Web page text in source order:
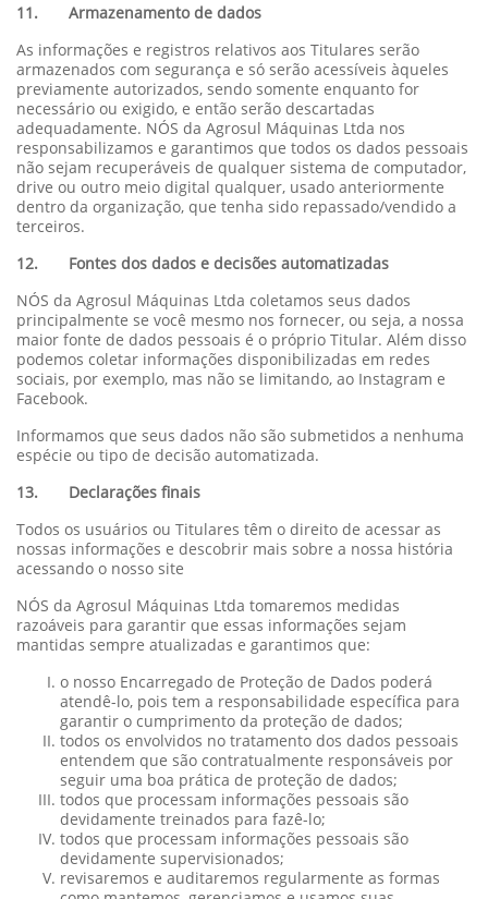
11. Armazenamento de dados
As informações e registros relativos aos Titulares serão
armazenados com segurança e só serão acessíveis àqueles
previamente autorizados, sendo somente enquanto for
necessário ou exigido, e então serão descartadas
adequadamente. NÓS da Agrosul Máquinas Ltda nos
responsabilizamos e garantimos que todos os dados pessoais
não sejam recuperáveis de qualquer sistema de computador,
drive ou outro meio digital qualquer, usado anteriormente
dentro da organização, que tenha sido repassado/vendido a
terceiros.
12. Fontes dos dados e decisões automatizadas
NÓS da Agrosul Máquinas Ltda coletamos seus dados
principalmente se você mesmo nos fornecer, ou seja, a nossa
maior fonte de dados pessoais é o próprio Titular. Além disso
podemos coletar informações disponibilizadas em redes
sociais, por exemplo, mas não se limitando, ao Instagram e
Facebook.
Informamos que seus dados não são submetidos a nenhuma
espécie ou tipo de decisão automatizada.
13. Declarações finais
Todos os usuários ou Titulares têm o direito de acessar as
nossas informações e descobrir mais sobre a nossa história
acessando o nosso site
NÓS da Agrosul Máquinas Ltda tomaremos medidas
razoáveis para garantir que essas informações sejam
mantidas sempre atualizadas e garantimos que:
o nosso Encarregado de Proteção de Dados poderá
atendê-lo, pois tem a responsabilidade específica para
garantir o cumprimento da proteção de dados;
todos os envolvidos no tratamento dos dados pessoais
entendem que são contratualmente responsáveis por
seguir uma boa prática de proteção de dados;
todos que processam informações pessoais são
devidamente treinados para fazê-lo;
todos que processam informações pessoais são
devidamente supervisionados;
revisaremos e auditaremos regularmente as formas